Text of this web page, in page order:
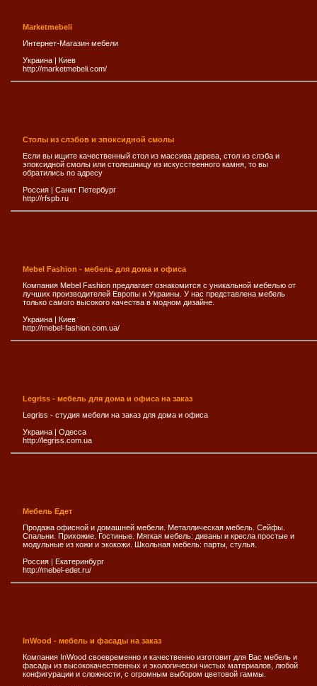
Marketmebeli
Интернет-Магазин мебели
Украина | Киев
http://marketmebeli.com/
Столы из слэбов и эпоксидной смолы
Если вы ищите качественный стол из массива дерева, стол из слэба и
эпоксидной смолы или столешницу из искусственного камня, то вы
обратились по адресу
Россия | Санкт Петербург
http://rfspb.ru
Mebel Fashion - мебель для дома и офиса
Компания Mebel Fashion предлагает ознакомится с уникальной мебелью от
лучших производителей Европы и Украины. У нас представлена мебель
только самого высокого качества в модном дизайне.
Украина | Киев
http://mebel-fashion.com.ua/
Legriss - мебель для дома и офиса на заказ
Legriss - студия мебели на заказ для дома и офиса
Украина | Одесса
http://legriss.com.ua
Мебель Едет
Продажа офисной и домашней мебели. Металлическая мебель. Сейфы.
Спальни. Прихожие. Гостиные. Мягкая мебель: диваны и кресла простые и
модульные из кожи и экокожи. Школьная мебель: парты, стулья.
Россия | Екатеринбург
http://mebel-edet.ru/
InWood - мебель и фасады на заказ
Компания InWood своевременно и качественно изготовит для Вас мебель и
фасады из высококачественных и экологически чистых материалов, любой
конфигурации и сложности, с огромным выбором цветовой гаммы.